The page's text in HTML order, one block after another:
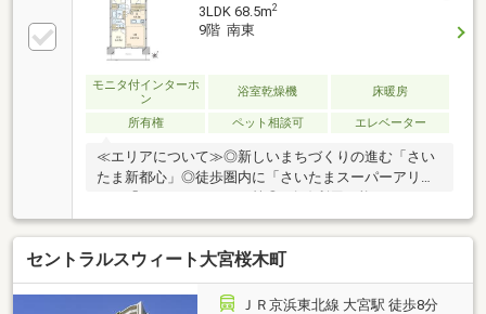
3LDK 68.5m2
9階 南東
モニタ付インターホ
ン
浴室乾燥機 床暖房
所有権 ペット相談可 エレベーター
≪エリアについて≫◎新しいまちづくりの進む「さい
たま新都心」◎徒歩圏内に「さいたまスーパーアリー
ションについて≫◎大手6社のJV◎2021年築◎全体総
戸数1411戸の大規模コミュニティ≪専有部分について
≫◎9階部分／南東向き◎陽当たり・通風良好◎洋室2
部屋にWIC
セントラルスウィート大宮桜木町
ＪＲ京浜東北線 大宮駅 徒歩8分